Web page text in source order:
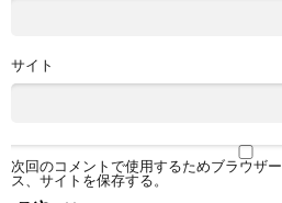
サイト
次回のコメントで使用するためブラウザ
ス、サイトを保存する。